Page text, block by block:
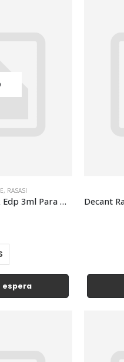
, RASASI
Decant Rasasi Hawas Black Edp 3ml Para Hombre
espera